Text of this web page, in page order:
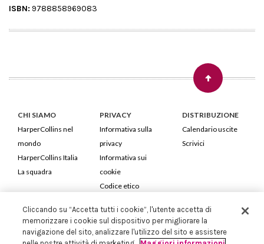
ISBN: 9788858969083
CHI SIAMO
HarperCollins nel
mondo
HarperCollins Italia
La squadra
PRIVACY
Informativa sulla
privacy
Informativa sui
cookie
Codice etico
DISTRIBUZIONE
Calendario uscite
Scrivici
HarperCollins Italia S.p.A. Viale Monte Nero, 84 - 20135 Milano
Cod. Fiscale e P.IVA 05946780151 - Capitale Sociale 258.250 €
Cliccando su “Accetta tutti i cookie”, l'utente accetta di
memorizzare i cookie sul dispositivo per migliorare la
navigazione del sito, analizzare l'utilizzo del sito e assistere